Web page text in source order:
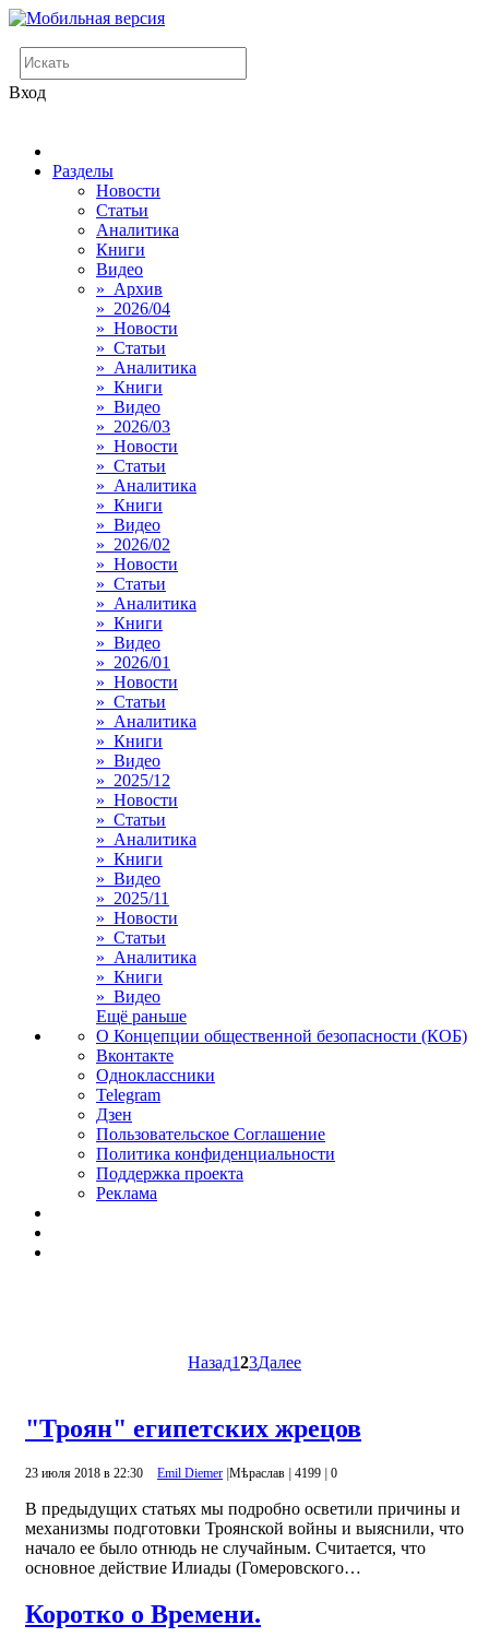
Вход
Разделы
Новости
Статьи
Аналитика
Книги
Видео
» Архив
» 2026/04
» Новости
» Статьи
» Аналитика
» Книги
» Видео
» 2026/03
» Новости
» Статьи
» Аналитика
» Книги
» Видео
» 2026/02
» Новости
» Статьи
» Аналитика
» Книги
» Видео
» 2026/01
» Новости
» Статьи
» Аналитика
» Книги
» Видео
» 2025/12
» Новости
» Статьи
» Аналитика
» Книги
» Видео
» 2025/11
» Новости
» Статьи
» Аналитика
» Книги
» Видео
Ещё раньше
О Концепции общественной безопасности (КОБ)
Вконтакте
Одноклассники
Telegram
Дзен
Пользовательское Соглашение
Политика конфиденциальности
Поддержка проекта
Реклама
Назад123Далее
"Троян" египетских жрецов
23 июля 2018 в 22:30 Emil Diemer |Mѣраслав | 4199 | 0
В предыдущих статьях мы подробно осветили причины и
механизмы подготовки Троянской войны и выяснили, что
начало ее было отнюдь не случайным. Считается, что
основное действие Илиады (Гомеровского…
Коротко о Времени.